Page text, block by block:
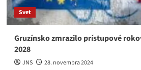
Svet
Gruzínsko zmrazilo prístupové
2028
JNS 28. novembra 2024